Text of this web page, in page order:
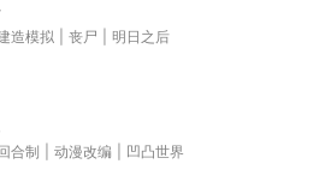
造模拟 丧尸
明日之后
合制 动漫改编
凹凸世界